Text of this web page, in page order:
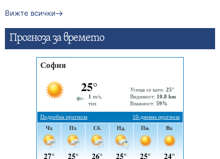
Вижте всички
Прогнозa за времето